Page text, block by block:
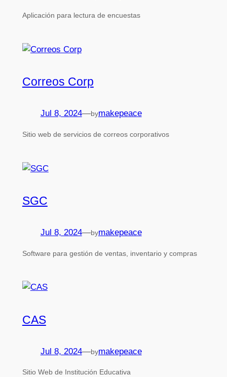
Aplicación para lectura de encuestas
Correos Corp
Jul 8, 2024—bymakepeace
Sitio web de servicios de correos corporativos
SGC
Jul 8, 2024—bymakepeace
Software para gestión de ventas, inventario y compras
CAS
Jul 8, 2024—bymakepeace
Sitio Web de Institución Educativa